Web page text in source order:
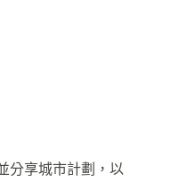
分享城市計劃，以